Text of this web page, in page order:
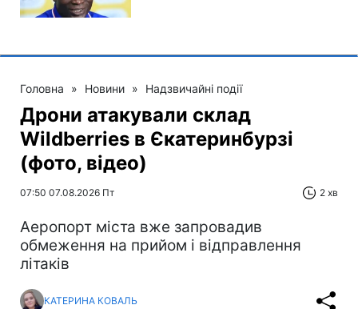
Головна » Новини » Надзвичайні події
Дрони атакували склад
Wildberries в Єкатеринбурзі
(фото, відео)
07:50 07.08.2026 Пт 2 хв
Аеропорт міста вже запровадив
обмеження на прийом і відправлення
літаків
КАТЕРИНА КОВАЛЬ